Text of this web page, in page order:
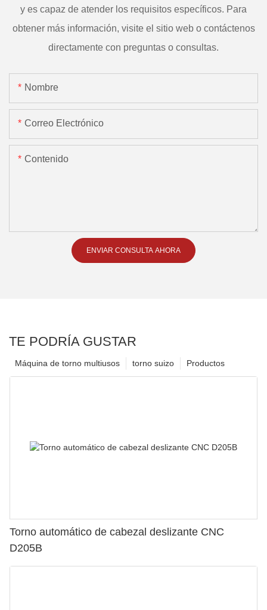
y es capaz de atender los requisitos específicos. Para
obtener más información, visite el sitio web o contáctenos
directamente con preguntas o consultas.
Nombre
Correo Electrónico
Contenido
ENVIAR CONSULTA AHORA
TE PODRÍA GUSTAR
Productos
torno suizo
Máquina de torno multiusos
Torno automático de cabezal deslizante CNC
D205B